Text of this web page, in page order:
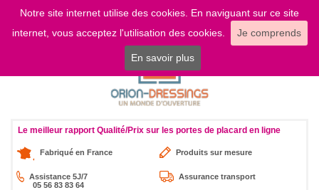
Notre site internet utilise des cookies. En naviguant sur ce site
internet, vous acceptez l'utilisation des cookies.
Je comprends
En savoir plus
LOGIN
Le meilleur rapport Qualité/Prix sur les portes de placard en ligne
Fabriqué en France Produits sur mesure
Assistance 5J/7
05 56 83 83 64
Assurance transport